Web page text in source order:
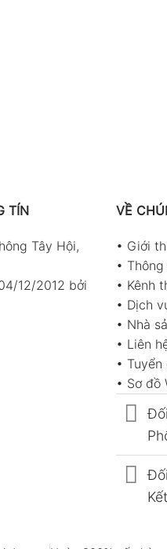
TÍN
Tây Hội,
12/2012 bởi
VỀ
• Giới
•
• Kênh
• Dịch
• Nhà
• Liên
• Tuyển
• Sơ đồ
Kết